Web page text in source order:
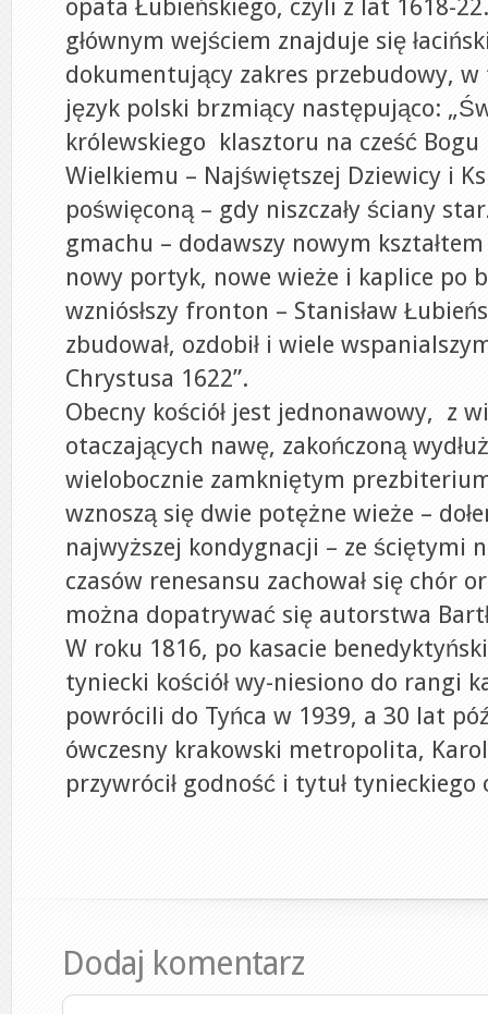
opata Łubieńskiego, czyli z lat 1618-
głównym wejściem znajduje się
dokumentujący zakres przebudowy, w
język polski brzmiący następująco:
królewskiego klasztoru na cześć
Wielkiemu – Najświętszej Dziewicy i
poświęconą – gdy niszczały ściany
gmachu – dodawszy nowym
nowy portyk, nowe wieże i kaplice po
wzniósłszy fronton – Stanisław
zbudował, ozdobił i wiele
Chrystusa 1622”.
Obecny kościół jest jednonawowy, z
otaczających nawę, zakończoną
wielobocznie zamkniętym
wznoszą się dwie potężne wieże –
najwyższej kondygnacji – ze ściętymi
czasów renesansu zachował się chór
można dopatrywać się autorstwa
W roku 1816, po kasacie
tyniecki kościół wy-niesiono do rangi
powrócili do Tyńca w 1939, a 30 lat
ówczesny krakowski metropolita, Karol
przywrócił godność i tytuł tynieckiego
Dodaj komentarz